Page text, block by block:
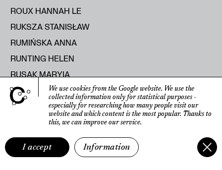
ROUX HANNAH LE
RUKSZA STANISŁAW
RUMIŃSKA ANNA
RUNTING HELEN
RUSAK MARYIA
RUSECKA KATERYNA
RUTKOWSKI ROMAN
RYBICKA ELŻBIETA
RYŚ RAJMUND
We use cookies from the Google website. We use the
collected information only for statistical purposes -
especially for researching how many people visit our
website and which content is the most popular. Thanks to
this, we can improve our service.
I accept Information